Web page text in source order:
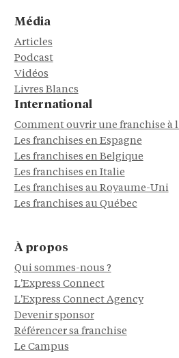
Média
Articles
Podcast
Vidéos
Livres Blancs
International
Comment ouvrir une franchise à
Les franchises en Espagne
Les franchises en Belgique
Les franchises en Italie
Les franchises au Royaume-Uni
Les franchises au Québec
À propos
Qui sommes-nous ?
L'Express Connect
L'Express Connect Agency
Devenir sponsor
Référencer sa franchise
Le Campus